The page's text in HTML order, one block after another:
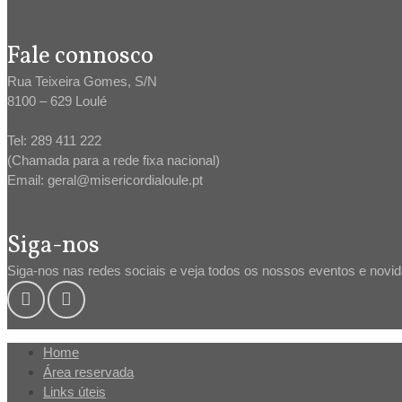
Fale connosco
Rua Teixeira Gomes, S/N
8100 – 629 Loulé
Tel: 289 411 222
(Chamada para a rede fixa nacional)
Email: geral@misericordialoule.pt
Siga-nos
Siga-nos nas redes sociais e veja todos os nossos eventos e
Home
Área reservada
Links úteis